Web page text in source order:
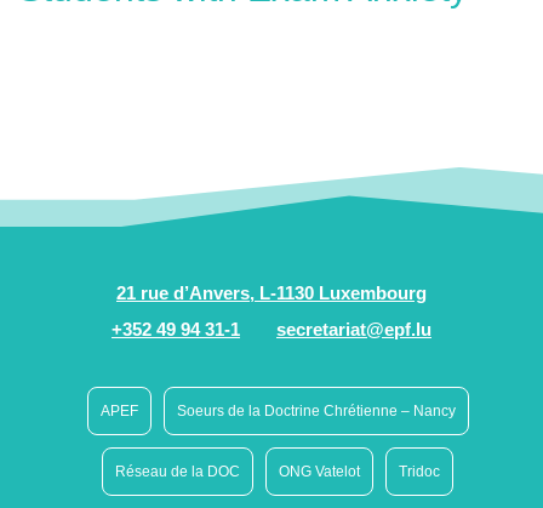
21 rue d’Anvers, L-1130 Luxembourg
+352 49 94 31-1
secretariat@epf.lu
APEF Soeurs de la Doctrine Chrétienne – Nancy
Réseau de la DOC ONG Vatelot Tridoc